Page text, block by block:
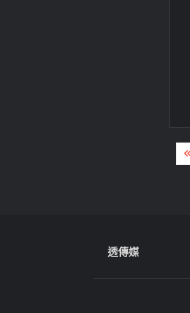
文
章
透傳媒